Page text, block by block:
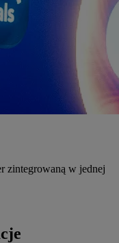
zintegrowaną w jednej